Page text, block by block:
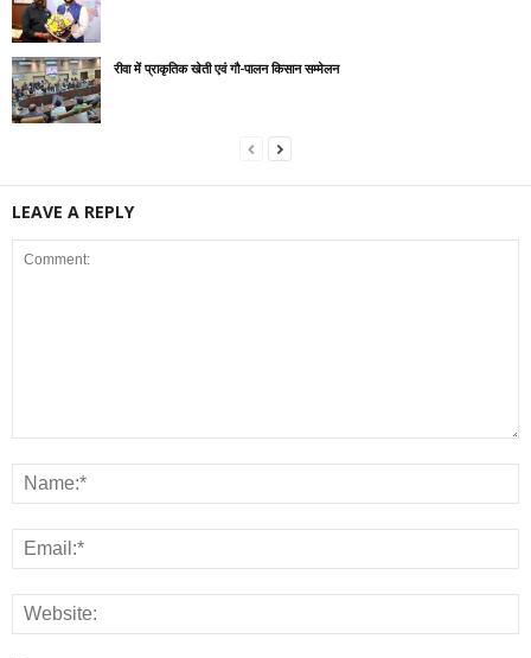
रीवा में प्राकृतिक खेती एवं गौ-पालन किसान सम्मेलन
LEAVE A REPLY